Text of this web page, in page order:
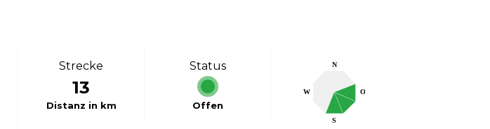
Strecke
13
Distanz in km
Status
Offen
W
S
O
N